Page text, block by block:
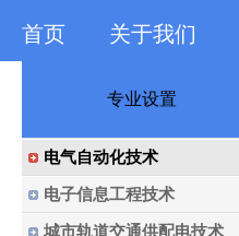
首页 关于我们
专业设置
电气自动化技术
电子信息工程技术
城市轨道交通供配电技术